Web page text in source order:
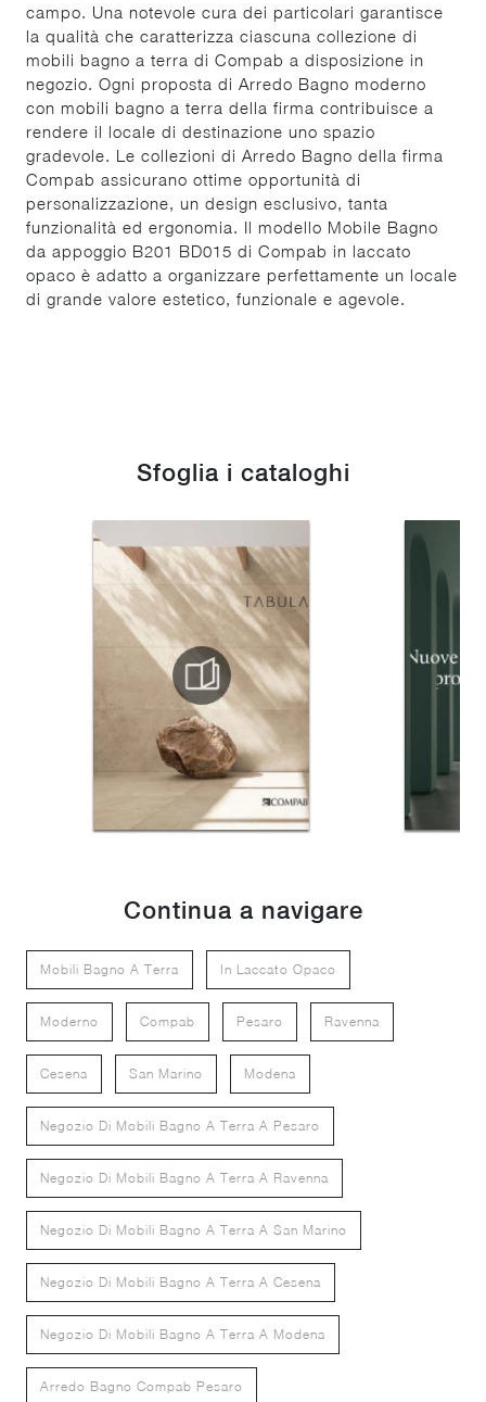
campo. Una notevole cura dei particolari garantisce
la qualità che caratterizza ciascuna collezione di
mobili bagno a terra di Compab a disposizione in
negozio. Ogni proposta di Arredo Bagno moderno
con mobili bagno a terra della firma contribuisce a
rendere il locale di destinazione uno spazio
gradevole. Le collezioni di Arredo Bagno della firma
Compab assicurano ottime opportunità di
personalizzazione, un design esclusivo, tanta
funzionalità ed ergonomia. Il modello Mobile Bagno
da appoggio B201 BD015 di Compab in laccato
opaco è adatto a organizzare perfettamente un locale
di grande valore estetico, funzionale e agevole.
Sfoglia i cataloghi
Continua a navigare
Mobili Bagno A Terra In Laccato Opaco
Moderno Compab Pesaro Ravenna
Cesena San Marino Modena
Negozio Di Mobili Bagno A Terra A Pesaro
Negozio Di Mobili Bagno A Terra A Ravenna
Negozio Di Mobili Bagno A Terra A San Marino
Negozio Di Mobili Bagno A Terra A Cesena
Negozio Di Mobili Bagno A Terra A Modena
Arredo Bagno Compab Pesaro